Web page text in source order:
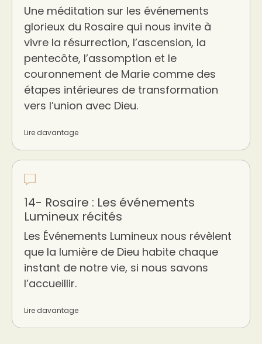
Une méditation sur les événements
glorieux du Rosaire qui nous invite à
vivre la résurrection, l’ascension, la
pentecôte, l’assomption et le
couronnement de Marie comme des
étapes intérieures de transformation
vers l’union avec Dieu.
Lire davantage
14- Rosaire : Les événements
Lumineux récités
Les Événements Lumineux nous révèlent
que la lumière de Dieu habite chaque
instant de notre vie, si nous savons
l’accueillir.
Lire davantage